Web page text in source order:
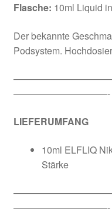
Flasche: 10ml Liquid
Der bekannte
Podsystem.
——————————-
LIEFERUMFANG
10ml ELFLIQ
Stärke
——————————-